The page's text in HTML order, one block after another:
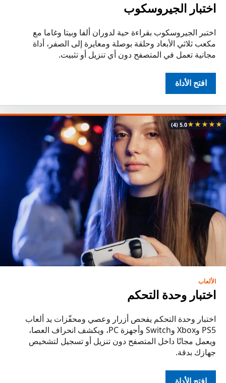
اختبار الجيروسكوب
اختبر الجيروسكوب بقراءة حية لدوران ألفا وبيتا وغاما مع
مكعب ثلاثي الأبعاد وحلقة بوصلة ومعايرة إلى الصفر، أداة
مجانية تعمل في المتصفح دون أي تنزيل أو تثبيت.
افتح الأداة
★
★
★
★
★
5.0
(4)
الألعاب
اختبار وحدة التحكم
اختبار وحدة التحكم يفحص أزرار وعصي ومحفّزات يد ألعاب
PS5 وXbox وSwitch وأجهزة PC، ويكشف انحراف العصا،
ويعمل مجانًا داخل المتصفح دون تنزيل أو تسجيل لتشخيص
جهازك بدقة.